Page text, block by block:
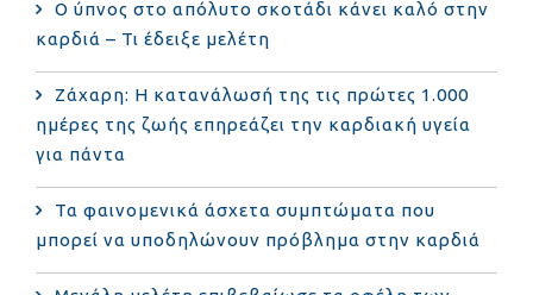
Ο ύπνος στο απόλυτο σκοτάδι κάνει καλό στην
καρδιά – Τι έδειξε μελέτη
Ζάχαρη: Η κατανάλωσή της τις πρώτες 1.000
ημέρες της ζωής επηρεάζει την καρδιακή υγεία
για πάντα
Τα φαινομενικά άσχετα συμπτώματα που
μπορεί να υποδηλώνουν πρόβλημα στην καρδιά